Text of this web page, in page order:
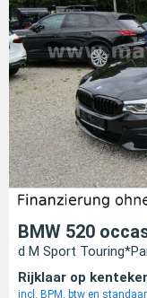
BMW 520
d M Sport
Rijklaar op
incl. BPM, btw en